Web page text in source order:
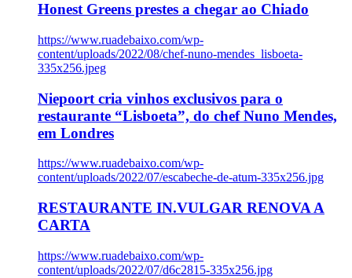
Honest Greens prestes a chegar ao Chiado
https://www.ruadebaixo.com/wp-
content/uploads/2022/08/chef-nuno-mendes_lisboeta-
335x256.jpeg
Niepoort cria vinhos exclusivos para o
restaurante “Lisboeta”, do chef Nuno Mendes,
em Londres
https://www.ruadebaixo.com/wp-
content/uploads/2022/07/escabeche-de-atum-335x256.jpg
RESTAURANTE IN.VULGAR RENOVA A
CARTA
https://www.ruadebaixo.com/wp-
content/uploads/2022/07/d6c2815-335x256.jpg